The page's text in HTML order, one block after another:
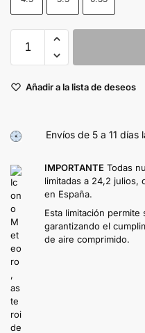
Añadir a la lista de deseos
Envíos de 5 a 11 días
IMPORTANTE Todas
limitadas a 24,2 julios,
en España.
Esta limitación
garantizando el
de aire comprimido.